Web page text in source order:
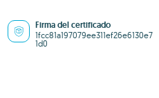
Firma del certificado
1fcc81a197079ee311ef26e6130e7
1d0